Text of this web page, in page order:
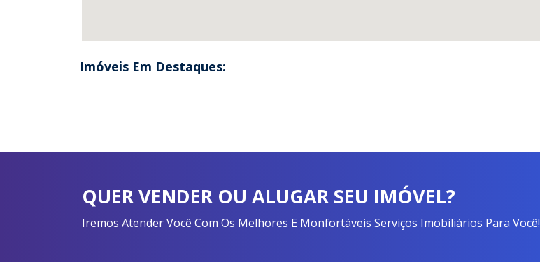
Imóveis Em Destaques:
QUER VENDER OU ALUGAR SEU IMÓVEL?
Iremos Atender Você Com Os Melhores E Monfortáveis Serviços Imobiliários Para Você!